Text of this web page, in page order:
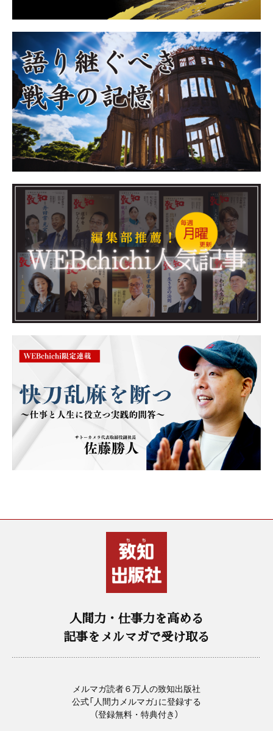
人間力・仕事力を高める
記事をメルマガで受け取る
メルマガ読者６万人の致知出版社
公式「人間力メルマガ」に登録する
（登録無料・特典付き）